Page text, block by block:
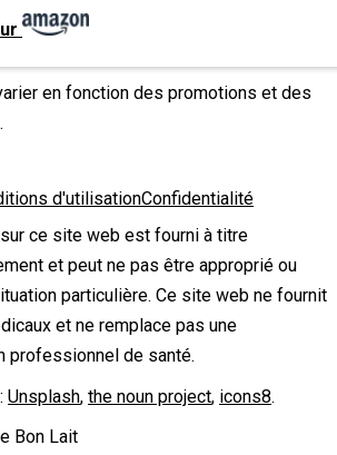
en fonction des promotions et des
d'utilisationConfidentialité
ce site web est fourni à titre
et peut ne pas être approprié ou
particulière. Ce site web ne fournit
et ne remplace pas une
professionnel de santé.
Unsplash, the noun project, icons8.
Bon Lait